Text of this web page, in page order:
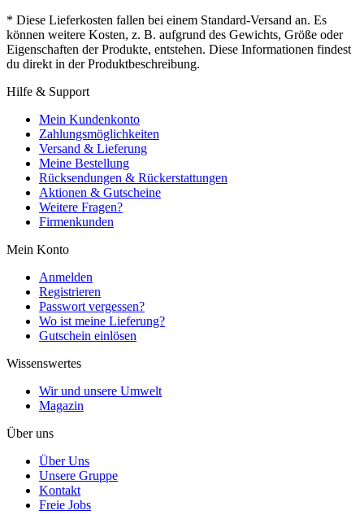
* Diese Lieferkosten fallen bei einem Standard-Versand an. Es
können weitere Kosten, z. B. aufgrund des Gewichts, Größe oder
Eigenschaften der Produkte, entstehen. Diese Informationen findest
du direkt in der Produktbeschreibung.
Hilfe & Support
Mein Kundenkonto
Zahlungsmöglichkeiten
Versand & Lieferung
Meine Bestellung
Rücksendungen & Rückerstattungen
Aktionen & Gutscheine
Weitere Fragen?
Firmenkunden
Mein Konto
Anmelden
Registrieren
Passwort vergessen?
Wo ist meine Lieferung?
Gutschein einlösen
Wissenswertes
Wir und unsere Umwelt
Magazin
Über uns
Über Uns
Unsere Gruppe
Kontakt
Freie Jobs